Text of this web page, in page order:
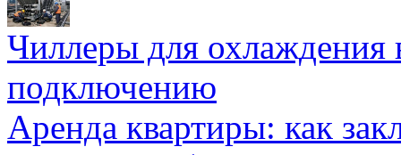
Чиллеры для охлаждения
подключению
Аренда квартиры: как